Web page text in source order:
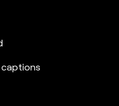
captions